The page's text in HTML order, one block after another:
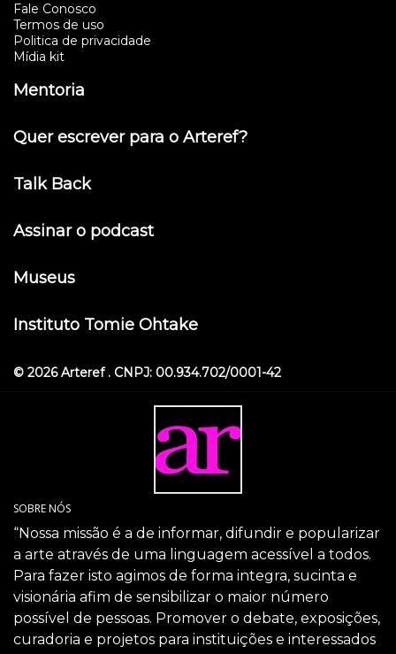
Fale Conosco
Termos de uso
Politica de privacidade
Mídia kit
Mentoria
Quer escrever para o Arteref?
Talk Back
Assinar o podcast
Museus
Instituto Tomie Ohtake
© 2026 Arteref . CNPJ: 00.934.702/0001-42
SOBRE NÓS
“Nossa missão é a de informar, difundir e popularizar
a arte através de uma linguagem acessível a todos.
Para fazer isto agimos de forma integra, sucinta e
visionária afim de sensibilizar o maior número
possível de pessoas. Promover o debate, exposições,
curadoria e projetos para instituições e interessados